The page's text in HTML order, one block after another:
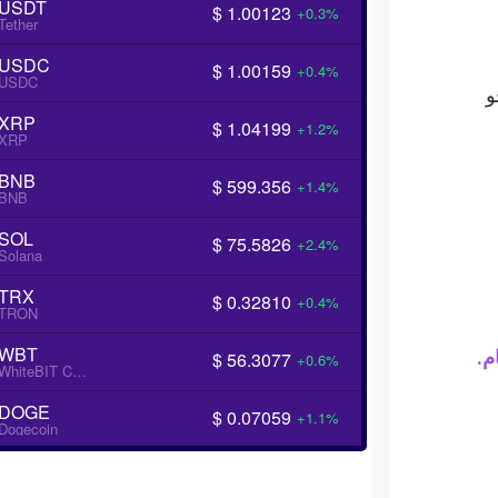
$ 1.00123 +0.3%
$ 1.00159 +0.4%
$ 1.04199 +1.2%
$ 599.356 +1.4%
$ 75.5826 +2.4%
$ 0.32810 +0.4%
WhiteBIT Coin $ 56.3077 +0.6%
$ 0.07059 +1.1%